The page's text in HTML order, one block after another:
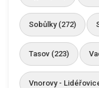
Sobůlky (272)
Tasov (223)
Vnorovy -